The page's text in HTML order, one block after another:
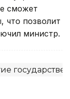
сможет
что позволит
министр.